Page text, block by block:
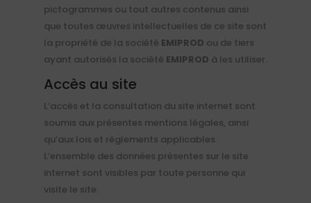
pictogrammes ou tout autres contenus ainsi
que toutes œuvres intellectuelles de ce site sont
la propriété de la société EMIPROD ou de tiers
ayant autorisés la société EMIPROD à les utiliser.
Accès au site
L’accès et la consultation du site internet sont
soumis aux présentes mentions légales, ainsi
qu’aux lois et règlements applicables.
L’ensemble des données présentes sur le site
internet sont visibles par toute personne qui
visite le site.